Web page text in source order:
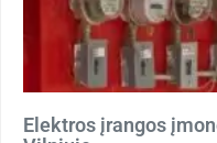
Elektros įrangos